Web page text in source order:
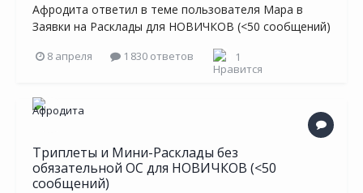
Афродита ответил в теме пользователя Мара в
Заявки на Расклады для НОВИЧКОВ (<50 сообщений)
8 апреля 1 830 ответов 1
Триплеты и Мини-Расклады без
обязательной ОС для НОВИЧКОВ (<50
сообщений)